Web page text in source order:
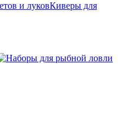
Киверы для